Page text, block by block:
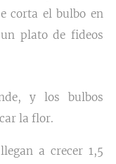
corta el bulbo en
plato de fideos
y los bulbos
la flor.
a crecer 1,5